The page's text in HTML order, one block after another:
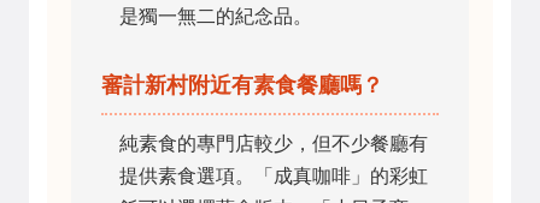
是獨一無二的紀念品。
審計新村附近有素食餐廳嗎？
純素食的專門店較少，但不少餐廳有
提供素食選項。「成真咖啡」的彩虹